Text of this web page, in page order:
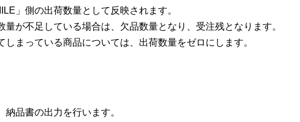
」側の出荷数量として反映されます。
量が不足している場合は、欠品数量となり、受注残となります。
しまっている商品については、出荷数量をゼロにします。
品書の出力を行います。